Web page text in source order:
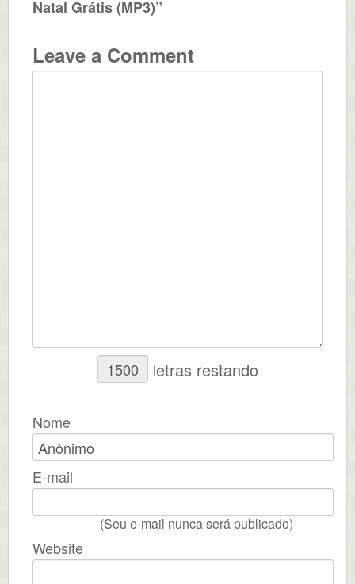
Natal Grátis (MP3)”
Leave a Comment
letras restando
Nome
E-mail
(Seu e-mail nunca será publicado)
Website